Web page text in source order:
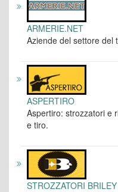
ARMERIE.NET
Aziende del settore del
ASPERTIRO
Aspertiro: strozzatori e
e tiro.
STROZZATORI BRILEY